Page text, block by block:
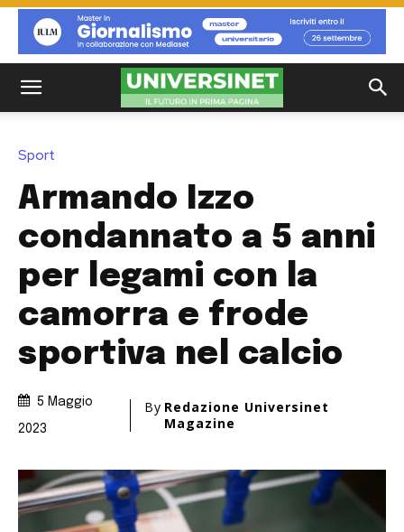
Sport
Armando Izzo
condannato a 5 anni
per legami con la
camorra e frode
sportiva nel calcio
5 Maggio
2023
By Redazione Universinet
Magazine